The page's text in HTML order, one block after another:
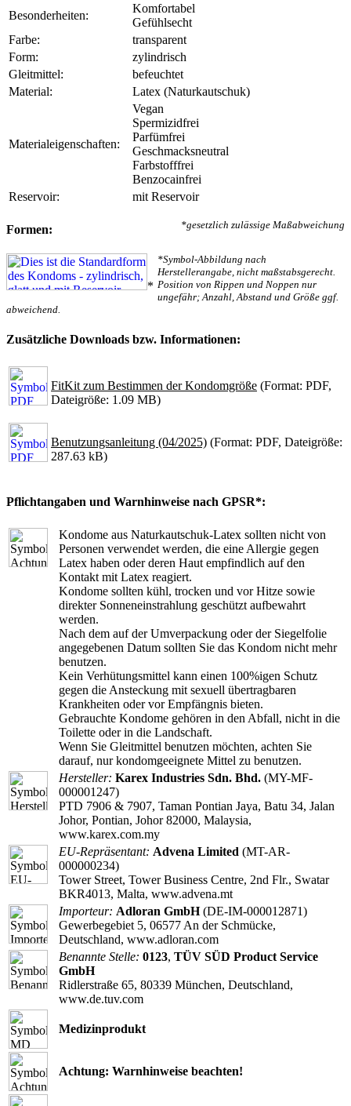
Besonderheiten:
Komfortabel
Gefühlsecht
Farbe:
transparent
Form:
zylindrisch
Gleitmittel:
befeuchtet
Material:
Latex (Naturkautschuk)
Materialeigenschaften:
Vegan
Spermizidfrei
Parfümfrei
Geschmacksneutral
Farbstofffrei
Benzocainfrei
Reservoir:
mit Reservoir
*gesetzlich zulässige Maßabweichung
Formen:
*
*Symbol-Abbildung nach
Herstellerangabe, nicht maßstabsgerecht.
Position von Rippen und Noppen nur
ungefähr; Anzahl, Abstand und Größe ggf.
abweichend.
Zusätzliche Downloads bzw. Informationen:
FitKit zum Bestimmen der Kondomgröße (Format: PDF,
Dateigröße: 1.09 MB)
Benutzungsanleitung (04/2025) (Format: PDF, Dateigröße:
287.63 kB)
Pflichtangaben und Warnhinweise nach GPSR*:
Kondome aus Naturkautschuk-Latex sollten nicht von
Personen verwendet werden, die eine Allergie gegen
Latex haben oder deren Haut empfindlich auf den
Kontakt mit Latex reagiert.
Kondome sollten kühl, trocken und vor Hitze sowie
direkter Sonneneinstrahlung geschützt aufbewahrt
werden.
Nach dem auf der Umverpackung oder der Siegelfolie
angegebenen Datum sollten Sie das Kondom nicht mehr
benutzen.
Kein Verhütungsmittel kann einen 100%igen Schutz
gegen die Ansteckung mit sexuell übertragbaren
Krankheiten oder vor Empfängnis bieten.
Gebrauchte Kondome gehören in den Abfall, nicht in die
Toilette oder in die Landschaft.
Wenn Sie Gleitmittel benutzen möchten, achten Sie
darauf, nur kondomgeeignete Mittel zu benutzen.
Hersteller: Karex Industries Sdn. Bhd. (MY-MF-
000001247)
PTD 7906 & 7907, Taman Pontian Jaya, Batu 34, Jalan
Johor, Pontian, Johor 82000, Malaysia,
www.karex.com.my
EU-Repräsentant: Advena Limited (MT-AR-
000000234)
Tower Street, Tower Business Centre, 2nd Flr., Swatar
BKR4013, Malta, www.advena.mt
Importeur: Adloran GmbH(DE-IM-000012871)
Gewerbegebiet 5, 06577 An der Schmücke,
Deutschland, www.adloran.com
Benannte Stelle: 0123, TÜV SÜD Product Service
GmbH
Ridlerstraße 65, 80339 München, Deutschland,
www.de.tuv.com
Medizinprodukt
Achtung: Warnhinweise beachten!